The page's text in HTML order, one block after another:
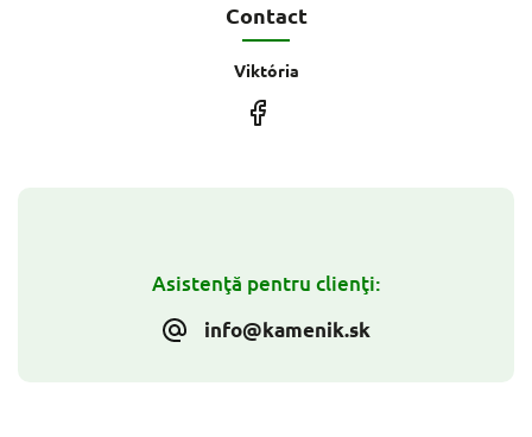
Asistenţă pentru clienţi:
info@kamenik.sk
Contact
Viktória